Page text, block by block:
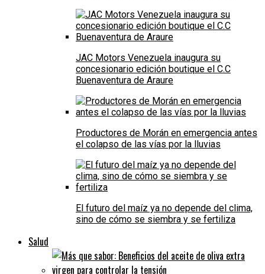
JAC Motors Venezuela inaugura su
concesionario edición boutique el C.C
Buenaventura de Araure
Productores de Morán en emergencia antes
el colapso de las vías por la lluvias
El futuro del maíz ya no depende del clima,
sino de cómo se siembra y se fertiliza
Salud